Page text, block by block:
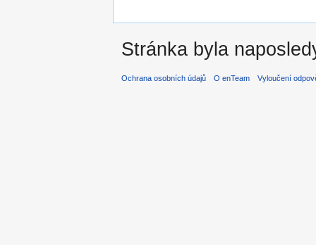
Stránka byla
Ochrana osobních údajů O enTeam Vyloučení